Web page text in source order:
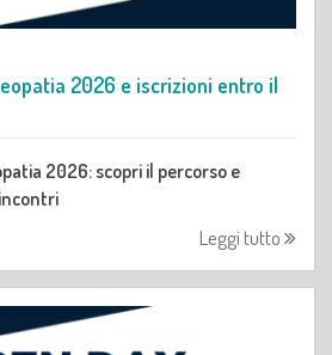
2026 e iscrizioni entro il
2026: scopri il percorso e
Leggi tutto